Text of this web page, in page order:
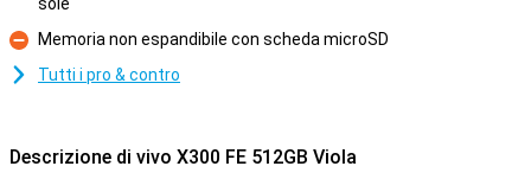
Contro
Memoria non espandibile con scheda microSD
Tutti i pro & contro
Descrizione di vivo X300 FE 512GB Viola